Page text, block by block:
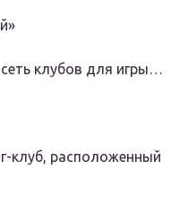
клубов для игры…
клуб, расположенный